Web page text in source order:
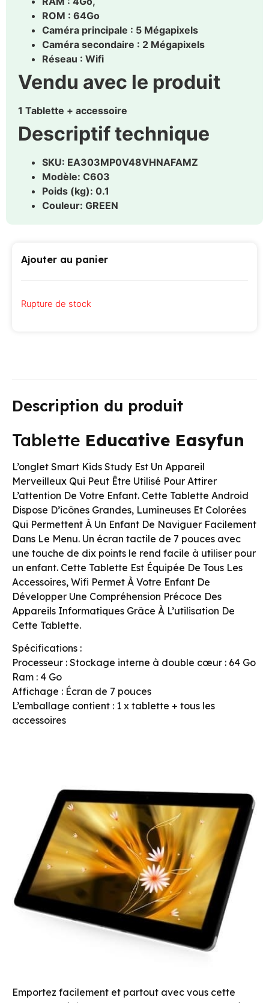
ROM : 64Go
Caméra principale : 5 Mégapixels
Caméra secondaire : 2 Mégapixels
Réseau : Wifi
Vendu avec le produit
1 Tablette + accessoire
Descriptif technique
SKU: EA303MP0V48VHNAFAMZ
Modèle: C603
Poids (kg): 0.1
Couleur: GREEN
Ajouter au panier
Rupture de stock
Description du produit
Tablette Educative Easyfun
L’onglet Smart Kids Study Est Un Appareil
Merveilleux Qui Peut Être Utilisé Pour Attirer
L’attention De Votre Enfant. Cette Tablette Android
Dispose D’icônes Grandes, Lumineuses Et Colorées
Qui Permettent À Un Enfant De Naviguer Facilement
Dans Le Menu. Un écran tactile de 7 pouces avec
une touche de dix points le rend facile à utiliser pour
un enfant. Cette Tablette Est Équipée De Tous Les
Accessoires, Wifi Permet À Votre Enfant De
Développer Une Compréhension Précoce Des
Appareils Informatiques Grâce À L’utilisation De
Cette Tablette.
Spécifications :
Processeur : Stockage interne à double cœur : 64 Go
Ram : 4 Go
Affichage : Écran de 7 pouces
L’emballage contient : 1 x tablette + tous les
accessoires
Emportez facilement et partout avec vous cette